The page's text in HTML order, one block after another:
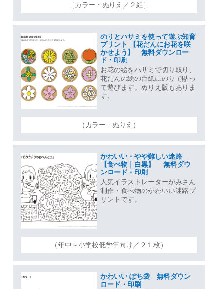
（カラー・ぬりえ／２組）
のりとハサミを使って遊ぶ知育
プリント 【花だんにお花を咲
かせよう】 無料ダウンロー
ド・印刷
お花の絵をハサミで切り取り、
花だんの絵の台紙にのりで貼っ
て遊びます。ぬりえ版もありま
す。
（カラー・ぬりえ）
かわいい・やや難しい迷路
【食べ物｜白黒】 無料ダウ
ンロード・印刷
人気イラストレーターがみさん
制作・食べ物のかわいい迷路プ
リントです。
（年中～小学校低学年向け／２１枚）
かわいい ぽち袋 無料ダウン
ロード・印刷